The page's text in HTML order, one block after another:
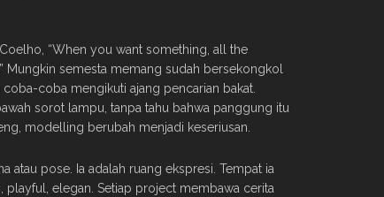
“When you want something, all the
Mungkin semesta memang sudah bersekongkol
coba mengikuti ajang pencarian bakat.
sorot lampu, tanpa tahu bahwa panggung itu
modelling berubah menjadi keseriusan.
atau pose. Ia adalah ruang ekspresi. Tempat ia
playful, elegan. Setiap project membawa cerita